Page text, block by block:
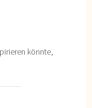
könnte,